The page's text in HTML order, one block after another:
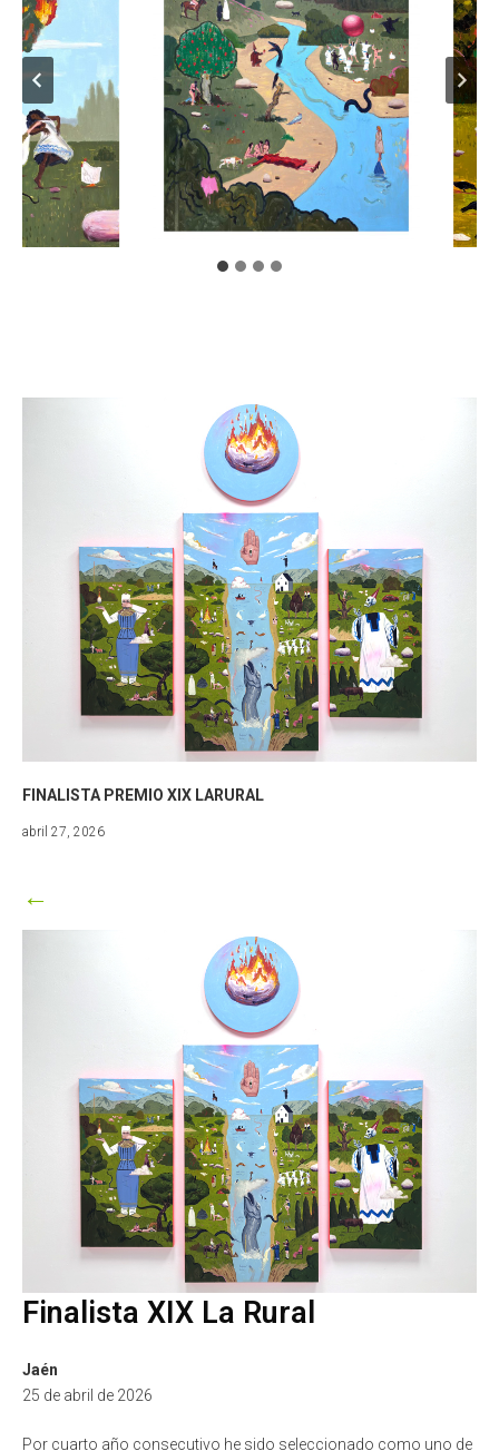
FINALISTA PREMIO XIX LARURAL
abril 27, 2026junio
←
Finalista XIX La Rural
Jaén
25 de abril de 2026
Por cuarto año consecutivo he sido seleccionado como uno de